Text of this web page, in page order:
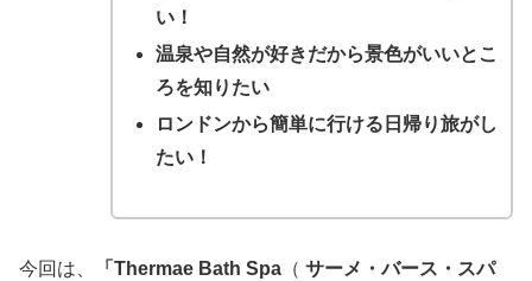
い！
温泉や自然が好きだから景色がいいとこ
ろを知りたい
ロンドンから簡単に行ける日帰り旅がし
たい！
今回は、 「Thermae Bath Spa （ サーメ・バース・スパ